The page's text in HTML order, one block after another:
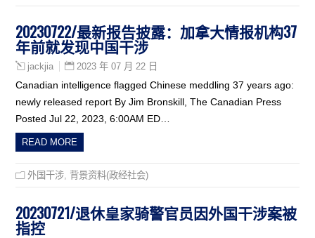
20230722/最新报告披露：加拿大情报机构37
年前就发现中国干涉
jackjia 2023 年 07 月 22 日
Canadian intelligence flagged Chinese meddling 37 years ago:
newly released report By Jim Bronskill, The Canadian Press
Posted Jul 22, 2023, 6:00AM ED…
READ MORE
外国干涉 背景资料(政经社会)
20230721/退休皇家骑警官员因外国干涉案被
指控